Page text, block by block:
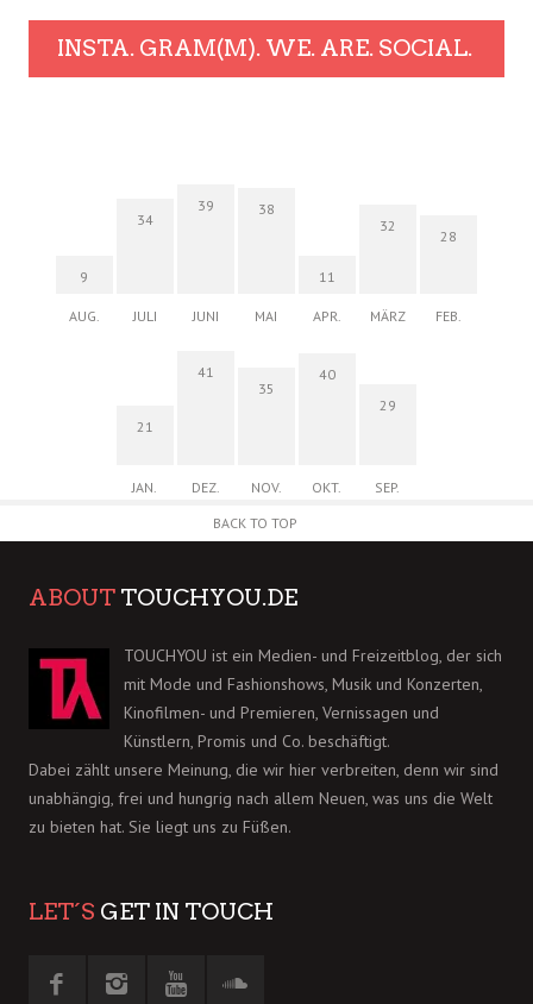
INSTA. GRAM(M). WE. ARE. SOCIAL.
9
AUG.
34
JULI
39
JUNI
38
MAI
11
APR.
32
MÄRZ
28
FEB.
21
JAN.
41
DEZ.
35
NOV.
40
OKT.
29
SEP.
BACK TO TOP
ABOUT TOUCHYOU.DE
TOUCHYOU ist ein Medien- und Freizeitblog, der sich
mit Mode und Fashionshows, Musik und Konzerten,
Kinofilmen- und Premieren, Vernissagen und
Künstlern, Promis und Co. beschäftigt.
Dabei zählt unsere Meinung, die wir hier verbreiten, denn wir sind
unabhängig, frei und hungrig nach allem Neuen, was uns die Welt
zu bieten hat. Sie liegt uns zu Füßen.
LET´S GET IN TOUCH